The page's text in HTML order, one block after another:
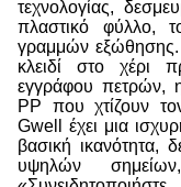
τεχνολογίας,
πλαστικό φύλλο,
γραμμών εξώθησης.
κλειδί στο χέρι
εγγράφου πετρών,
PP που χτίζουν
Gwell έχει μια
βασική ικανότητα,
υψηλών